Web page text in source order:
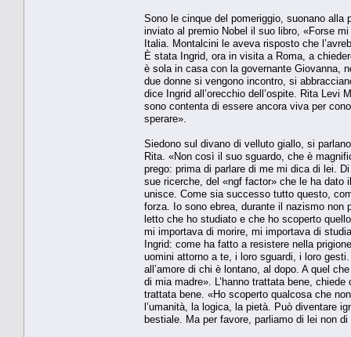
Sono le cinque del pomeriggio, suonano
inviato al premio Nobel il suo libro, «Forse
Italia. Montalcini le aveva risposto che
È stata Ingrid, ora in visita a Roma, a
è sola in casa con la governante Giovanna,
due donne si vengono incontro, si
dice Ingrid all’orecchio dell’ospite. Rita
sono contenta di essere ancora viva per
sperare».
Siedono sul divano di velluto giallo, si
Rita. «Non così il suo sguardo, che è
prego: prima di parlare di me mi dica di lei.
sue ricerche, del «ngf factor» che le ha
unisce. Come sia successo tutto questo,
forza. Io sono ebrea, durante il nazismo non
letto che ho studiato e che ho scoperto
mi importava di morire, mi importava di
Ingrid: come ha fatto a resistere nella
uomini attorno a te, i loro sguardi, i loro
all’amore di chi è lontano, al dopo. A quel
di mia madre». L’hanno trattata bene,
trattata bene. «Ho scoperto qualcosa che
l’umanità, la logica, la pietà. Può diventare
bestiale. Ma per favore, parliamo di lei non